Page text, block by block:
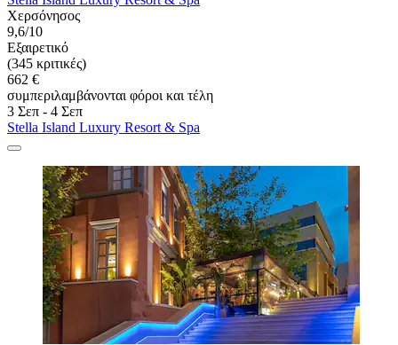
Χερσόνησος
9,6/10
Εξαιρετικό
(345 κριτικές)
662 €
συμπεριλαμβάνονται φόροι και τέλη
3 Σεπ - 4 Σεπ
Stella Island Luxury Resort & Spa